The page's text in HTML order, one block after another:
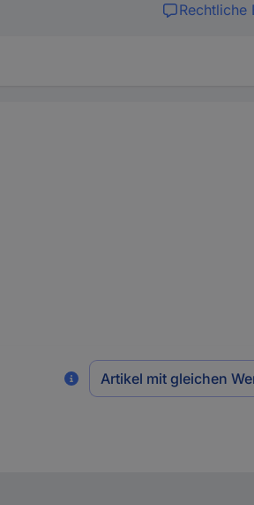
Rechtliche
Artikel mit gleichen